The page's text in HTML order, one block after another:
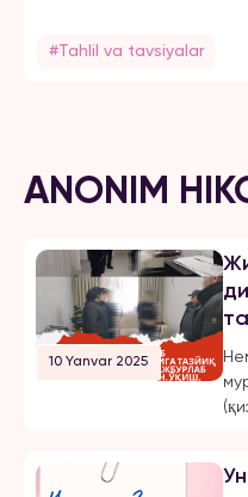
#Tahlil va tavsiyalar
ANONIM
10 Yanvar 2025